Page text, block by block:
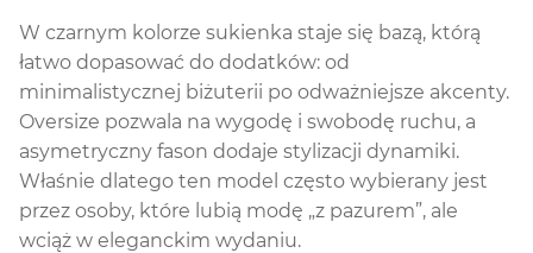
W czarnym kolorze sukienka staje się bazą, którą
łatwo dopasować do dodatków: od
minimalistycznej biżuterii po odważniejsze akcenty.
Oversize pozwala na wygodę i swobodę ruchu, a
asymetryczny fason dodaje stylizacji dynamiki.
Właśnie dlatego ten model często wybierany jest
przez osoby, które lubią modę „z pazurem”, ale
wciąż w eleganckim wydaniu.